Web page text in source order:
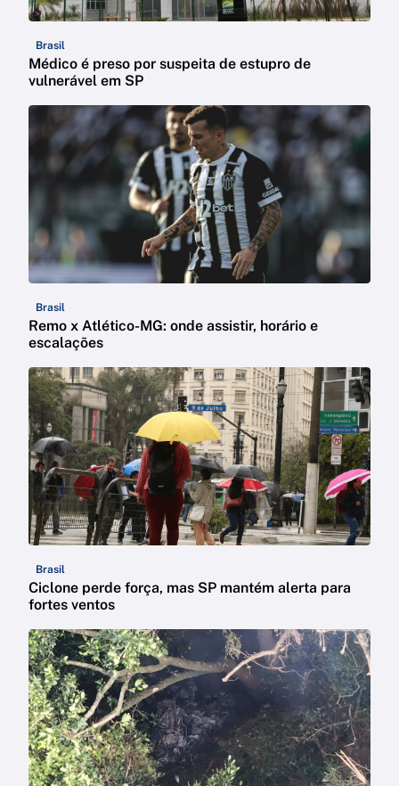
Brasil
Médico é preso por suspeita de estupro de
vulnerável em SP
Brasil
Remo x Atlético-MG: onde assistir, horário e
escalações
Brasil
Ciclone perde força, mas SP mantém alerta para
fortes ventos